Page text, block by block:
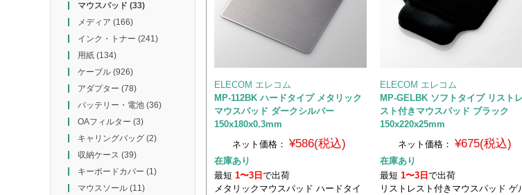
マウスパッド (33)
メディア (166)
インク・トナー (241)
用紙(134)
ケーブル(926)
アダプター (78)
バッテリー・電池(36)
OAフィルター (3)
キャリングバッグ(2)
収納ケース (39)
キーボードカバー (1)
マウスソール(11)
ELECOM エレコム
MP-112BK ハードタイプ メタリック
マウスパッド ダークシルバー
150x180x0.3mm
ネット価格： ¥586(税込)
在庫あり
最短 1〜3日 で出荷
メタリックマウスパッド ハードタイ
ELECOM エレコム
MP-GELBK ソフトタイプ リストレ
スト付きマウスパッド ブラック
150x220x25mm
ネット価格： ¥675(税込)
在庫あり
最短1〜3日で出荷
リストレスト付きマウスパッド ゲ